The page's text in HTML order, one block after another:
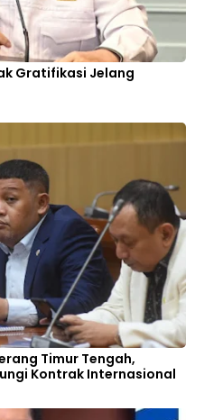
Gratifikasi Jelang
Timur Tengah,
Kontrak Internasional